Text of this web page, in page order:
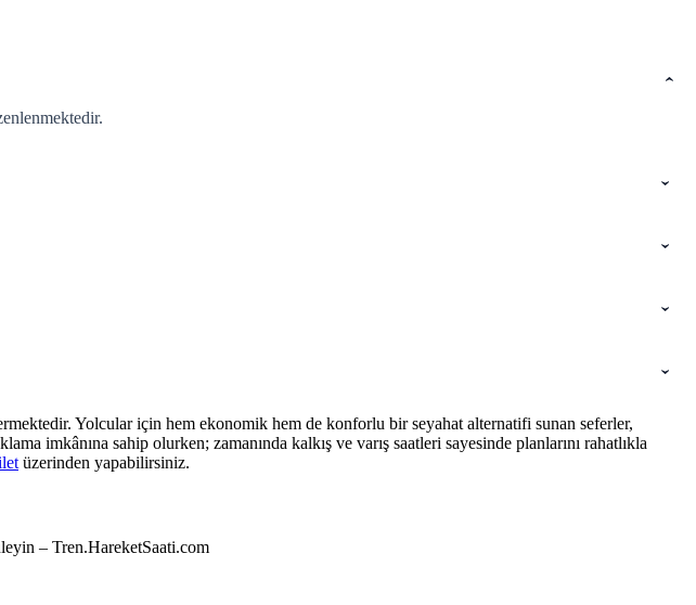
Yolcular için hem ekonomik hem de konforlu bir seyahat alternatifi sunan seferler,
imkânına sahip olurken; zamanında kalkış ve varış saatleri sayesinde planlarını rahatlıkla
üzerinden yapabilirsiniz.
– Tren.HareketSaati.com